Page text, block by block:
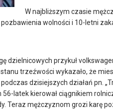
W najbliższym czasie
wolności i 10-letni
dzielnicowych przykuł
trzeźwości wykazało, że
dzisiejszych działań pn.
latek kierował ciągnikiem
Teraz mężczyznom grozi karę